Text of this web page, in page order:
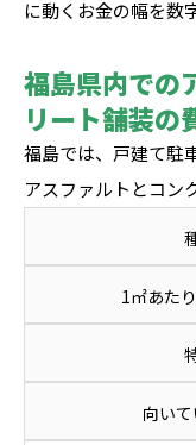
に動くお金の幅を数
福島県内での
リート舗装の
福島では、戸建て駐
アスファルトとコン
1㎡あた
向い